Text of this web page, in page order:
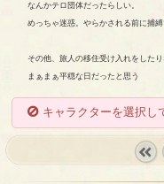
なんかテロ団体だったらしい。
めっちゃ迷惑。やらかされる前に捕縛
その他、旅人の移住受け入れをしたり
まぁまぁ平穏な日だったと思う
キャラクターを選択し